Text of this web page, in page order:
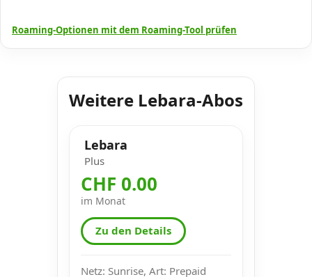
Roaming-Optionen mit dem Roaming-Tool prüfen
Weitere Lebara-Abos
Lebara
Plus
CHF 0.00
im Monat
Zu den Details
Netz: Sunrise, Art: Prepaid